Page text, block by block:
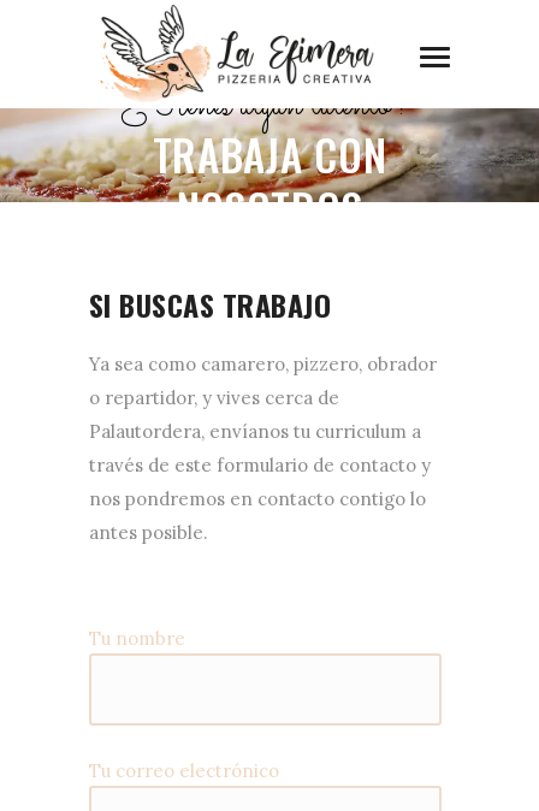
¿Tienes algún talento?
TRABAJA CON
NOSOTROS
SI BUSCAS TRABAJO
Ya sea como camarero, pizzero, obrador
o repartidor, y vives cerca de
Palautordera, envíanos tu curriculum a
través de este formulario de contacto y
nos pondremos en contacto contigo lo
antes posible.
Tu nombre
Tu correo electrónico